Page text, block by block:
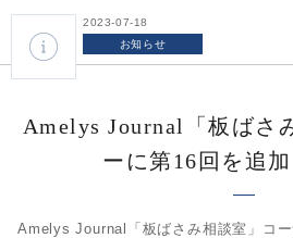
2023-07-18
お知らせ
Amelys Journal「板ばさ
ーに第16回を追
Amelys Journal「板ばさみ相談室」コー